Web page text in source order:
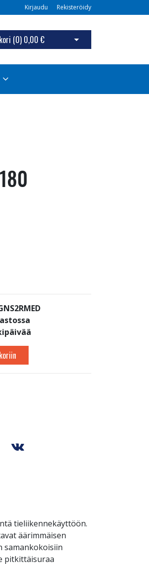
Kirjaudu Rekisteröidy
(0) 0,00 € Avaa ostoskori
tieliikennekäyttöön.
äärimmäisen
samankokoisiin
pitkittäisuraa